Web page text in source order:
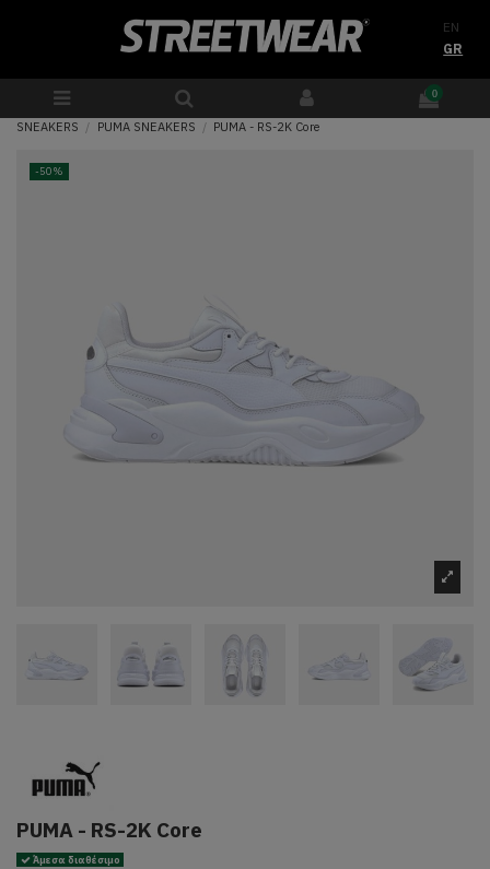
EN
GR
0
SNEAKERS PUMA SNEAKERS PUMA - RS-2K Core
-50%
PUMA - RS-2K Core
Άμεσα διαθέσιμο